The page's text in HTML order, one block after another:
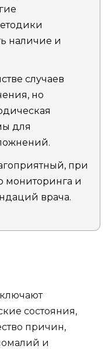
наличие и
случаев
но
для
при
мониторинга и
врача.
состояния,
причин,
и